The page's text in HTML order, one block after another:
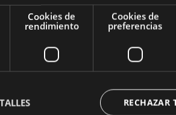
se han colocado alrededor
roto.
quedaron terminados esta semana,
fiestas de Santa Cruz. El programa
Las fiestas continuarán los días
Cookies de
rendimiento
Cookies de
preferencias
RECHAZAR